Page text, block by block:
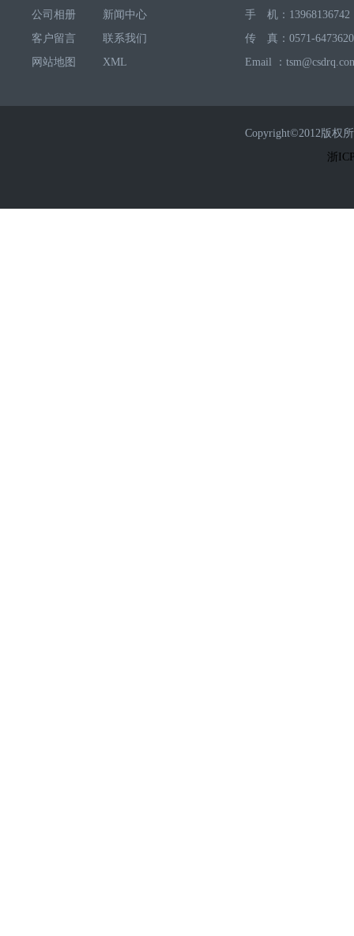
公司相册
新闻中心
客户留言
联系我们
网站地图
XML
手 机：13968136742
传 真：0571-
Email ：
Copyright©2012版权
浙